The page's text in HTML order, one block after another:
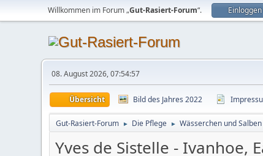
Willkommen im Forum „Gut-Rasiert-Forum“. Einloggen
08. August 2026, 07:54:57
Übersicht Bild des Jahres 2022
Gut-Rasiert-Forum ► Die Pflege ► Wässerchen und Salben
Yves de Sistelle - Ivanhoe,